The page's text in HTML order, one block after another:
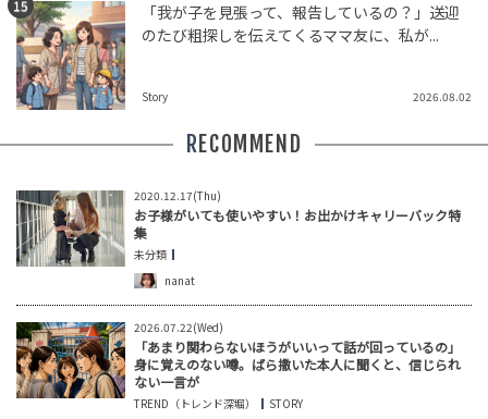
「我が子を見張って、報告しているの？」送迎
のたび粗探しを伝えてくるママ友に、私が...
Story 2026.08.02
RECOMMEND
2020.12.17(Thu)
お子様がいても使いやすい！お出かけキャリーバック特
集
未分類
nanat
2026.07.22(Wed)
「あまり関わらないほうがいいって話が回っているの」
身に覚えのない噂。ばら撒いた本人に聞くと、信じられ
ない一言が
TREND（トレンド深堀）
STORY